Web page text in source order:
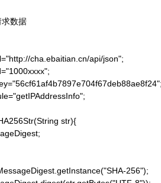
数据
cha.ebaitian.cn/api/json";
str){
MessageDigest.getInstance("SHA-256");